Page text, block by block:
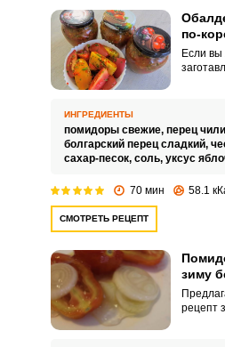
по-
Если
овощей
ИНГРЕДИЕНТЫ
помидоры свежие, перец
болгарский перец сладкий,
сахар-песок, соль, уксус
70 мин 58.1
СМОТРЕТЬ РЕЦЕПТ
зиму
рецепт